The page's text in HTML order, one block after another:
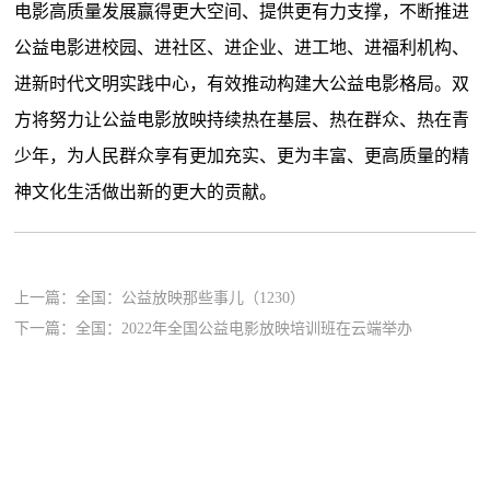
电影高质量发展赢得更大空间、提供更有力支撑，不断推进
公益电影进校园、进社区、进企业、进工地、进福利机构、
进新时代文明实践中心，有效推动构建大公益电影格局。双
方将努力让公益电影放映持续热在基层、热在群众、热在青
少年，为人民群众享有更加充实、更为丰富、更高质量的精
神文化生活做出新的更大的贡献。
上一篇：全国：公益放映那些事儿（1230）
下一篇：全国：2022年全国公益电影放映培训班在云端举办